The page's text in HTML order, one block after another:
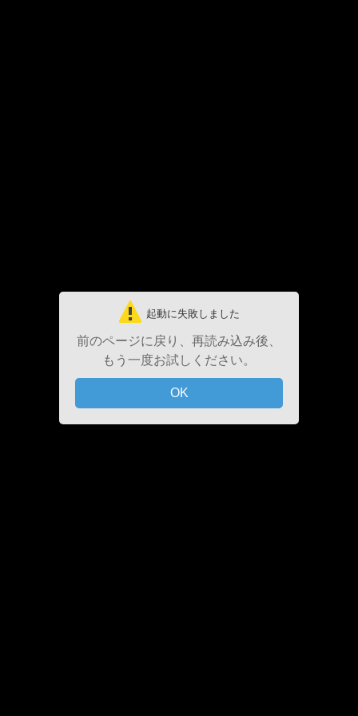
起動に失敗しました
前のページに戻り、再読み込み後、
もう一度お試しください。
OK